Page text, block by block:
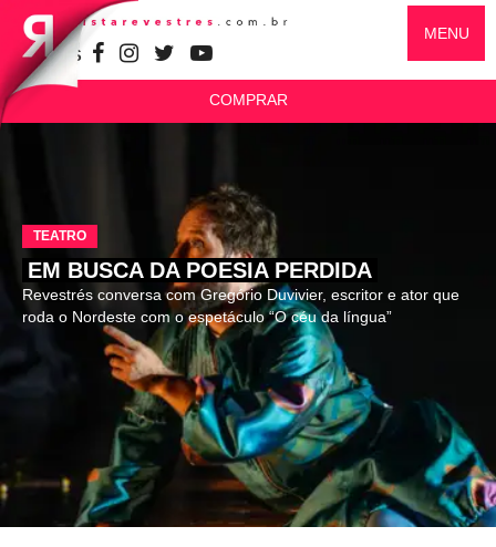
SIGA-NOS
MENU
COMPRAR
TEATRO
EM BUSCA DA POESIA PERDIDA
Revestrés conversa com Gregório Duvivier, escritor e ator que
roda o Nordeste com o espetáculo “O céu da língua”